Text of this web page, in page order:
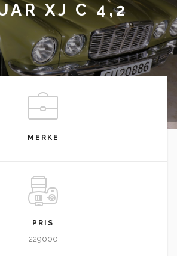
XJ C 4,2
MERKE
PRIS
229000